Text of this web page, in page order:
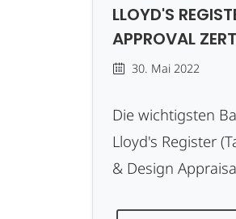
LLOYD'S
APPROVAL
30. Mai 2022
Die wichtigsten
Lloyd's Register
& Design